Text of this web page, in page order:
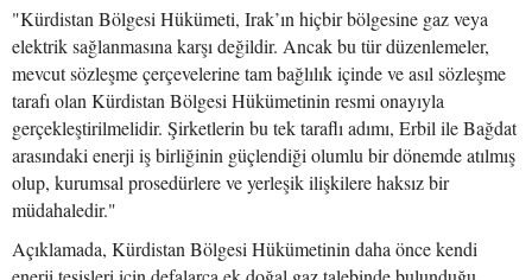
"Kürdistan Bölgesi Hükümeti, Irak’ın hiçbir bölgesine gaz veya
elektrik sağlanmasına karşı değildir. Ancak bu tür düzenlemeler,
mevcut sözleşme çerçevelerine tam bağlılık içinde ve asıl sözleşme
tarafı olan Kürdistan Bölgesi Hükümetinin resmi onayıyla
gerçekleştirilmelidir. Şirketlerin bu tek taraflı adımı, Erbil ile Bağdat
arasındaki enerji iş birliğinin güçlendiği olumlu bir dönemde atılmış
olup, kurumsal prosedürlere ve yerleşik ilişkilere haksız bir
müdahaledir."
Açıklamada, Kürdistan Bölgesi Hükümetinin daha önce kendi